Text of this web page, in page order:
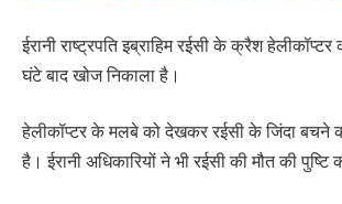
ईरानी राष्ट्रपति इब्राहिम रईसी के क्रैश
घंटे बाद खोज निकाला है।
हेलीकॉप्टर के मलबे को देखकर रईसी के जिंदा बचने
है। ईरानी अधिकारियों ने भी रईसी की मौत की पुष्टि